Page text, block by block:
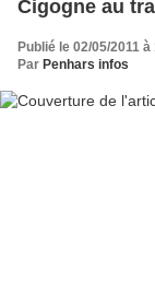
Cigogne au
Publié le 02/05/2011 à
Par Penhars infos